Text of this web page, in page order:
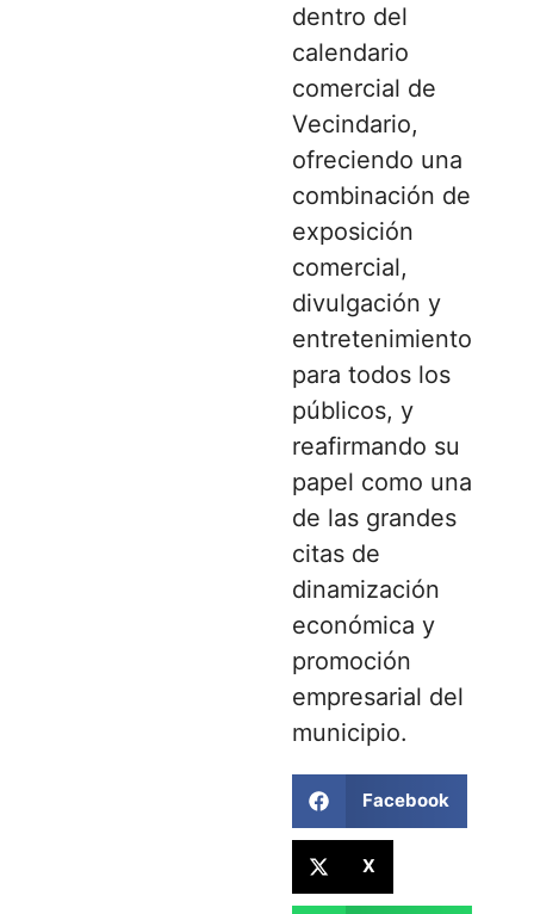
dentro del
calendario
comercial de
Vecindario,
ofreciendo una
combinación de
exposición
comercial,
divulgación y
entretenimiento
para todos los
públicos, y
reafirmando su
papel como una
de las grandes
citas de
dinamización
económica y
promoción
empresarial del
municipio.
Facebook
X